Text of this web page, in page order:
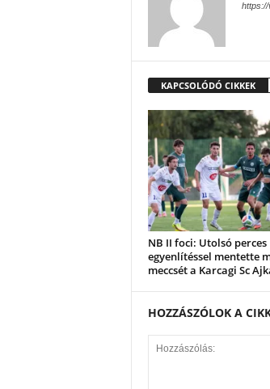
KAPCSOLÓDÓ CIKKEK
NB II foci: Utolsó perces
egyenlítéssel mentette
meccsét a Karcagi Sc
HOZZÁSZÓLOK A